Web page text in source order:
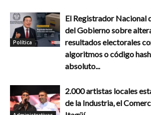
Política
El Registrador Nacional
del Gobierno sobre
resultados electorales
algoritmos o código
absoluto...
2.000 artistas locales
de la Industria, el